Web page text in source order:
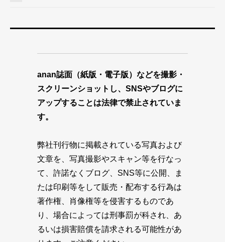
anan誌面（紙版・電子版）などを撮影・
スクリーンショットし、SNSやブログに
アップすることは法律で禁止されていま
す。
弊社刊行物に掲載されている写真および
文章を、写真撮影やスキャン等を行なっ
て、許諾なくブログ、SNS等に公開、ま
たは印刷等をして販売・配布する行為は
著作権、肖像権等を侵害するものであ
り、場合によっては刑事罰が科され、あ
るいは損害賠償を請求される可能性があ